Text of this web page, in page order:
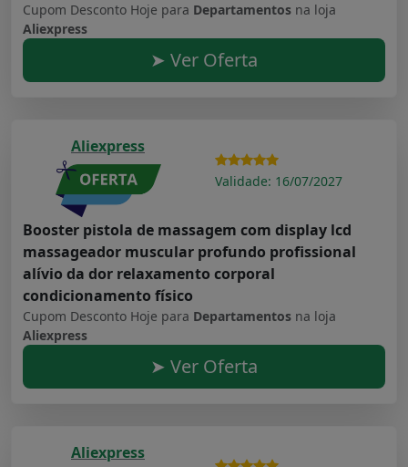
Cupom Desconto Hoje para Departamentos na loja
Aliexpress
➤ Ver Oferta
Aliexpress
Validade: 16/07/2027
Booster pistola de massagem com display lcd
massageador muscular profundo profissional
alívio da dor relaxamento corporal
condicionamento físico
Cupom Desconto Hoje para Departamentos na loja
Aliexpress
➤ Ver Oferta
Aliexpress